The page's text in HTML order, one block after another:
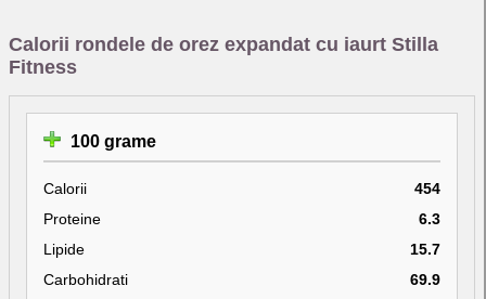
Calorii rondele de orez expandat cu iaurt Stilla
Fitness
100 grame
Calorii
454
Proteine
6.3
Lipide
15.7
Carbohidrati
69.9